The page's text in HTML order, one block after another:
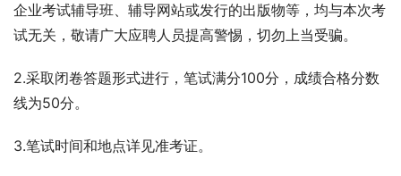
企业考试辅导班、辅导网站或发行的出版物等，均与本次考
试无关，敬请广大应聘人员提高警惕，切勿上当受骗。
2.采取闭卷答题形式进行，笔试满分100分，成绩合格分数
线为50分。
3.笔试时间和地点详见准考证。